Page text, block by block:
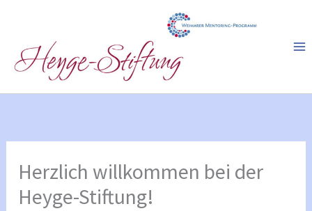
springen
Herzlich willkommen bei der
Heyge-Stiftung!